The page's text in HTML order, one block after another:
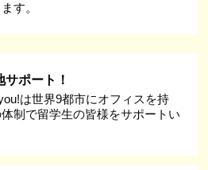
す。
サポート！
は世界9都市にオフィスを持
制で留学生の皆様をサポートい